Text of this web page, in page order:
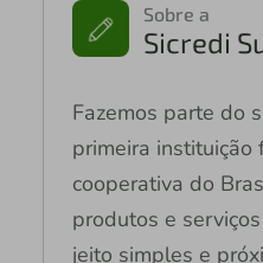
Sobre a
Sicredi
Fazemos parte do
primeira instituição
cooperativa do
produtos e
jeito simples e